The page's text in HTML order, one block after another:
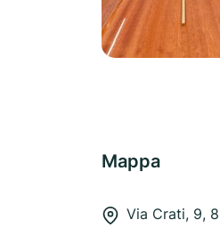
Mappa
Via Crati, 9,